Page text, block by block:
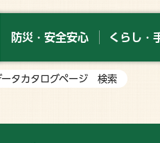
防災・安全安心 くらし・
ータカタログページ 検索